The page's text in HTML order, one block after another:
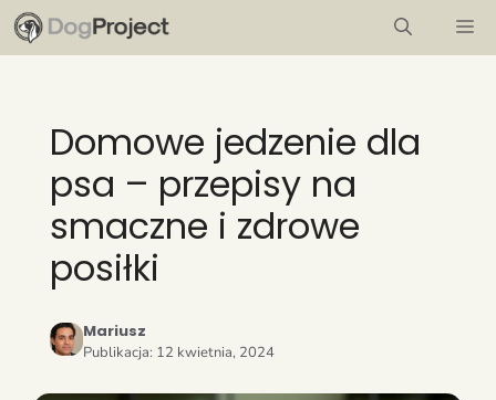
Przejdź
do
Domowe jedzenie dla
psa – przepisy na
smaczne i zdrowe
posiłki
Mariusz
Publikacja: 12 kwietnia, 2024